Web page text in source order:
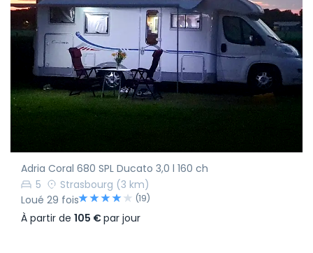
Adria Coral 680 SPL Ducato 3,0 l 160 ch
5
Strasbourg (3 km)
Loué 29 fois
(19)
À partir de 105 €par jour